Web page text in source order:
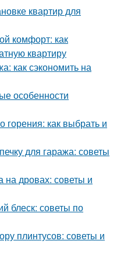
квартир для
комфорт: как
квартиру
как сэкономить на
особенности
горения: как выбрать и
для гаража: советы
на дровах: советы и
блеск: советы по
плинтусов: советы и